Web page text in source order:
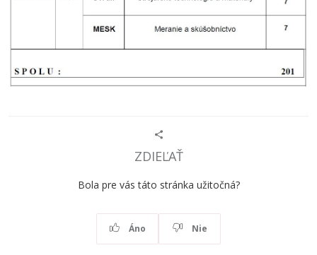
ZDIEĽAŤ
Bola pre vás táto stránka užitočná?
Áno Nie